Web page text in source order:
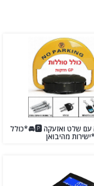
מחסום חניה עם שלט ואזעקה 🅿️🚘*כולל